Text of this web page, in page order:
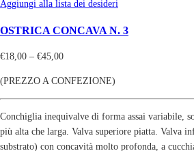
Aggiungi alla lista dei desideri
OSTRICA CONCAVA N. 3
€18,00 – €45,00
(PREZZO A CONFEZIONE)
Conchiglia inequivalve di forma assai variabile,
più alta che larga. Valva superiore piatta. Valva
substrato) con concavità molto profonda, a